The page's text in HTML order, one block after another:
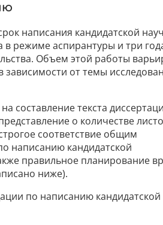
написания кандидатской
в режиме аспирантуры и три
Объем этой работы
зависимости от темы
составление текста
о количестве
соответствие общим
написанию кандидатской
правильное планирование
ниже).
по написанию кандидатской